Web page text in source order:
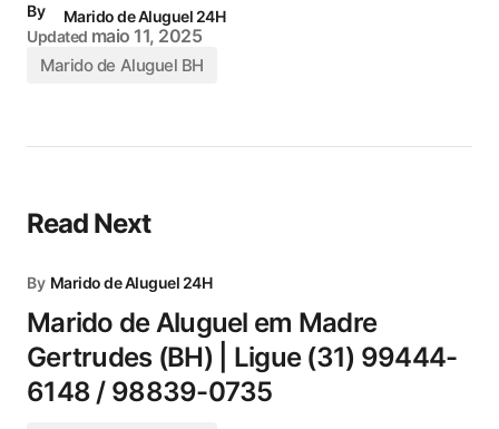
By
Marido de Aluguel 24H
Updated maio 11, 2025
Marido de Aluguel BH
Read Next
By Marido de Aluguel 24H
Marido de Aluguel em Madre
Gertrudes (BH) | Ligue (31) 99444-
6148 / 98839-0735